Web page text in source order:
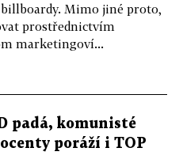
Mimo jiné proto,
prostřednictvím
marketingoví...
padá, komunisté
poráží i TOP